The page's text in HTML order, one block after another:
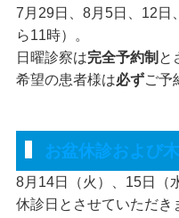
7月29日、8月5日、12日
ら11時）。
日曜診察は完全予約制 と
希望の患者様は必ずご予
お盆休診および
8月14日（火）、15日（
休診日とさせていただき